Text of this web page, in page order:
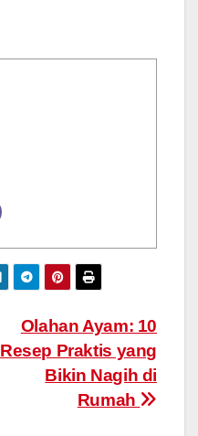
Olahan Ayam: 10
Resep Praktis yang
Bikin Nagih di
Rumah